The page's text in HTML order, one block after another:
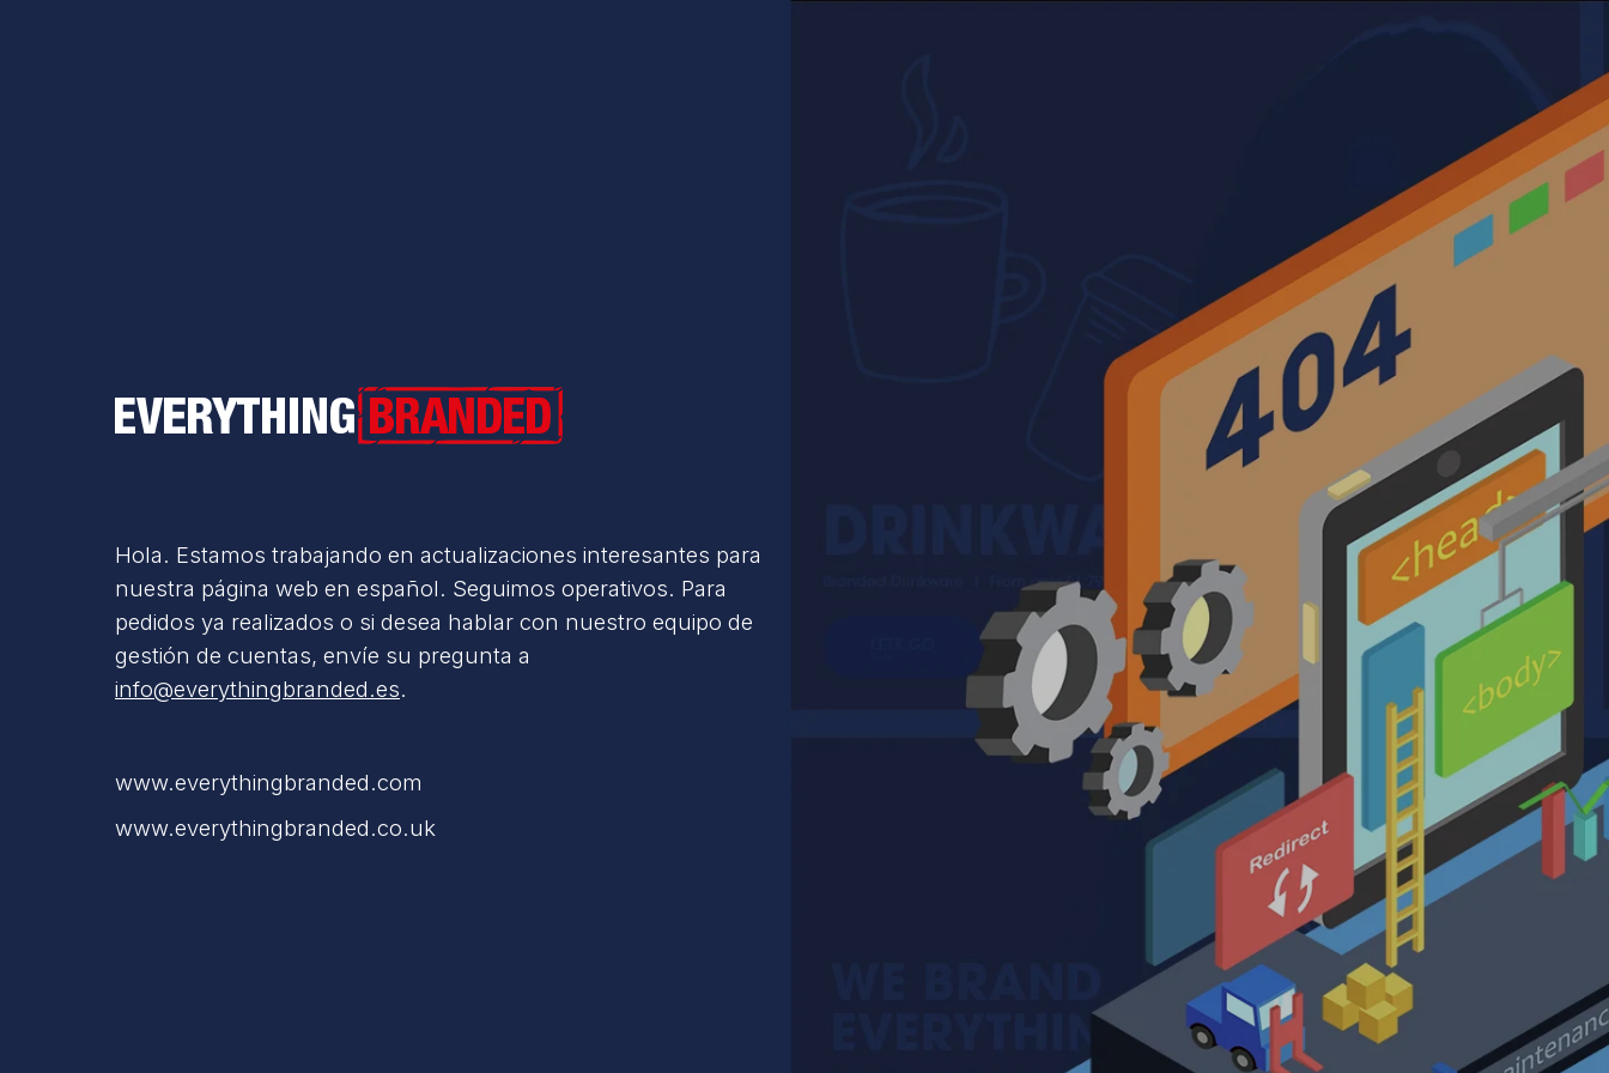
Everything Branded
Hola. Estamos trabajando en actualizaciones interesantes para
nuestra página web en español. Seguimos operativos. Para
pedidos ya realizados o si desea hablar con nuestro equipo de
gestión de cuentas, envíe su pregunta a
info@everythingbranded.es.
www.everythingbranded.com
www.everythingbranded.co.uk